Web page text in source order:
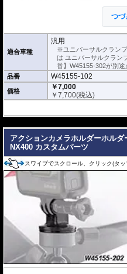
振動吸収スポンジゴムを採用。
角度と縦置きまたは横置きの調整が可
つづ
適合車種
汎用
※ユニバーサルクラン
は ユニバーサルクラン
番】W45155-302が別途
品番
W45155-102
価格
￥7,000
￥7,700(税込)
アクションカメラホルダーホルダ
NX400 カスタムパーツ
スワイプでスクロール、クリック(タ